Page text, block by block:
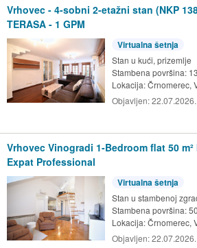
Vrhovec - 4-sobni 2-etažni stan (NKP
TERASA - 1 GPM
Virtualna šetnja
Stan u kući, prizemlje
Stambena površina:
Lokacija:Črnomerec,
Objavljen:22.07.2026.
Vrhovec Vinogradi 1-Bedroom flat 50
Expat Professional
Virtualna šetnja
Stan u stambenoj
Stambena površina:
Lokacija:Črnomerec,
Objavljen:22.07.2026.